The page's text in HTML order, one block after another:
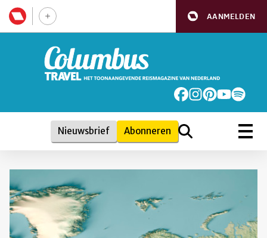
AANMELDEN
Nieuwsbrief Abonneren